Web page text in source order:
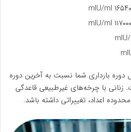
بارداری شما نسبت به آخرین دوره
با چرخه‌های غیرطبیعی قاعدگی
اعداد، تغییراتی داشته باشد.